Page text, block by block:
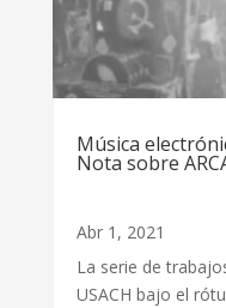
Música
Nota sobre
Abr 1, 2021
La serie de
USACH bajo el